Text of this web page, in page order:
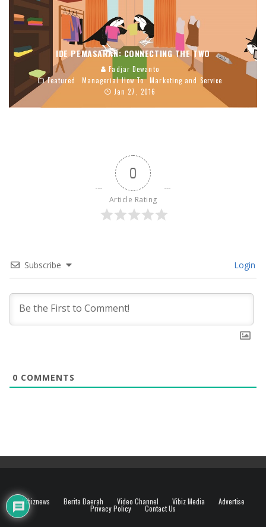
IDE PEMASARAN: CONNECTING THE TWO
Fadjar Dewanto
Featured
Managerial How To
Marketing and Service
Jan 27, 2016
0
Article Rating
Subscribe Login
0 COMMENTS
Vibiznews Berita Daerah Video Channel Vibiz Media Advertise
Privacy Policy Contact Us